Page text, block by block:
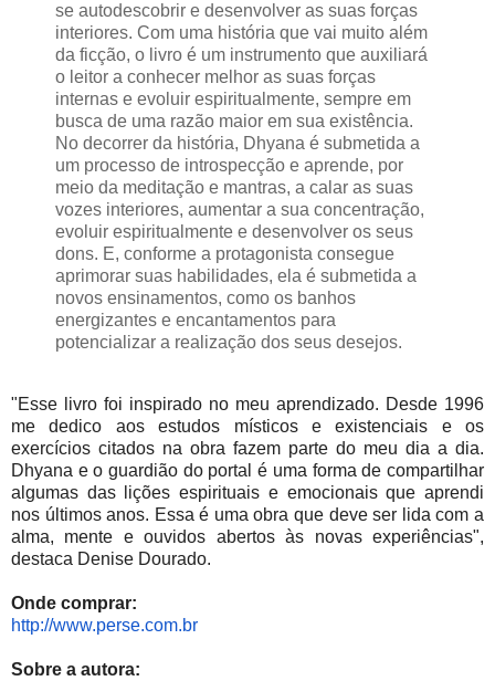
se autodescobrir e desenvolver as suas forças
interiores. Com uma história que vai muito além
da ficção, o livro é um instrumento que auxiliará
o leitor a conhecer melhor as suas forças
internas e evoluir espiritualmente, sempre em
busca de uma razão maior em sua existência.
No decorrer da história, Dhyana é submetida a
um processo de introspecção e aprende, por
meio da meditação e mantras, a calar as suas
vozes interiores, aumentar a sua concentração,
evoluir espiritualmente e desenvolver os seus
dons. E, conforme a protagonista consegue
aprimorar suas habilidades, ela é submetida a
novos ensinamentos, como os banhos
energizantes e encantamentos para
potencializar a realização dos seus desejos.
"Esse livro foi inspirado no meu aprendizado. Desde 1996
me dedico aos estudos místicos e existenciais e os
exercícios citados na obra fazem parte do meu dia a dia.
Dhyana e o guardião do portal é uma forma de compartilhar
algumas das lições espirituais e emocionais que aprendi
nos últimos anos. Essa é uma obra que deve ser lida com a
alma, mente e ouvidos abertos às novas experiências",
destaca Denise Dourado.
Onde comprar:
http://www.perse.com.br
Sobre a autora: